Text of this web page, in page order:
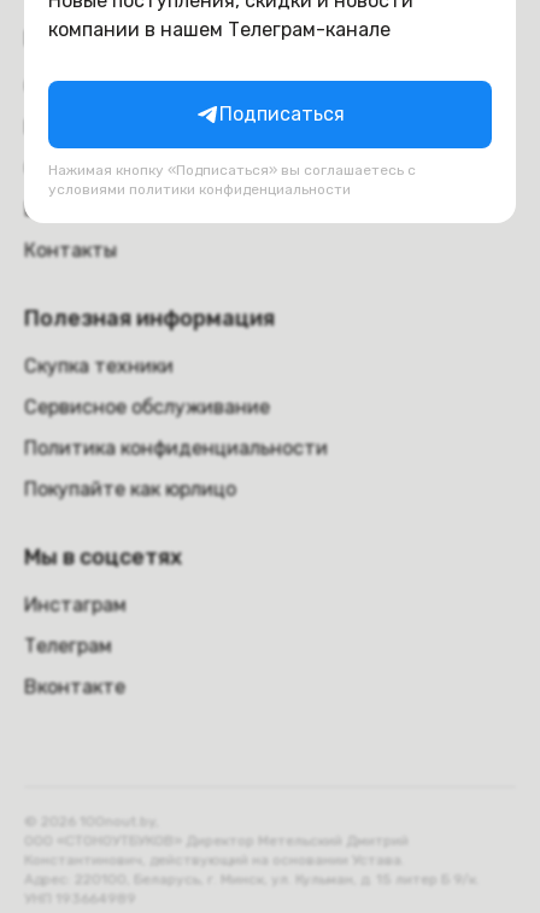
компании в нашем Телеграм-канале
Подписаться
Нажимая кнопку «Подписаться» вы соглашаетесь с
условиями политики конфиденциальности
Компания
О компании
Оферта
Блог
Контакты
Полезная информация
Скупка техники
Сервисное обслуживание
Политика конфиденциальности
Покупайте как юрлицо
Мы в соцсетях
Инстаграм
Телеграм
Вконтакте
ООО «СТОНОУТБУКОВ» Директор Метельский Дмитрий
Константинович, действующий на основании Устава.
Адрес: 220100, Беларусь, г. Минск, ул. Кульман, д. 15 литер Б 9/к.